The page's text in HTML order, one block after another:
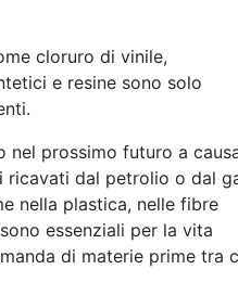
cloruro di vinile,
e resine sono solo
nel prossimo futuro a
ricavati dal petrolio o dal
nella plastica, nelle fibre
essenziali per la vita
di materie prime tra